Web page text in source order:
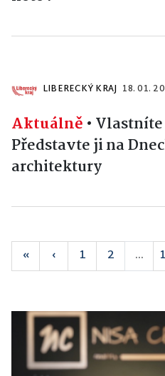
LIBERECKÝ KRAJ 18. 01.
Aktuálně •
Představte ji na
architektury
« ‹ 1 2 ...